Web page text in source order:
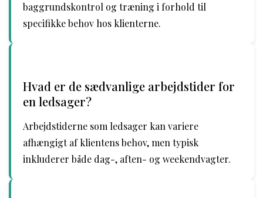
baggrundskontrol og træning i forhold til
specifikke behov hos klienterne.
Hvad er de sædvanlige arbejdstider for
en ledsager?
Arbejdstiderne som ledsager kan variere
afhængigt af klientens behov, men typisk
inkluderer både dag-, aften- og weekendvagter.